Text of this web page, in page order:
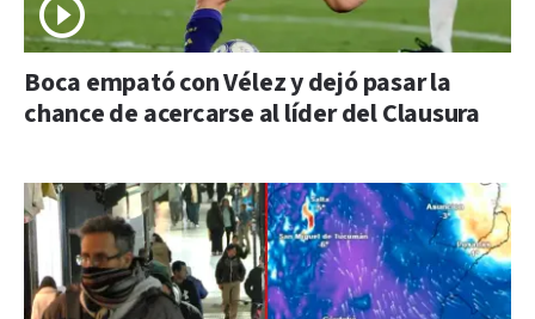
Boca empató con Vélez y dejó pasar la
chance de acercarse al líder del Clausura